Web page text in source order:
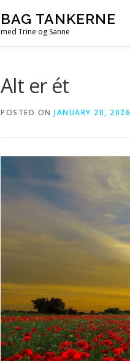
BAG TANKERNE
med Trine og Sanne
Alt er ét
POSTED ON JANUARY 20, 2026